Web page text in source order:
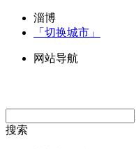
淄博
「切换城市」
网站导航
搜索